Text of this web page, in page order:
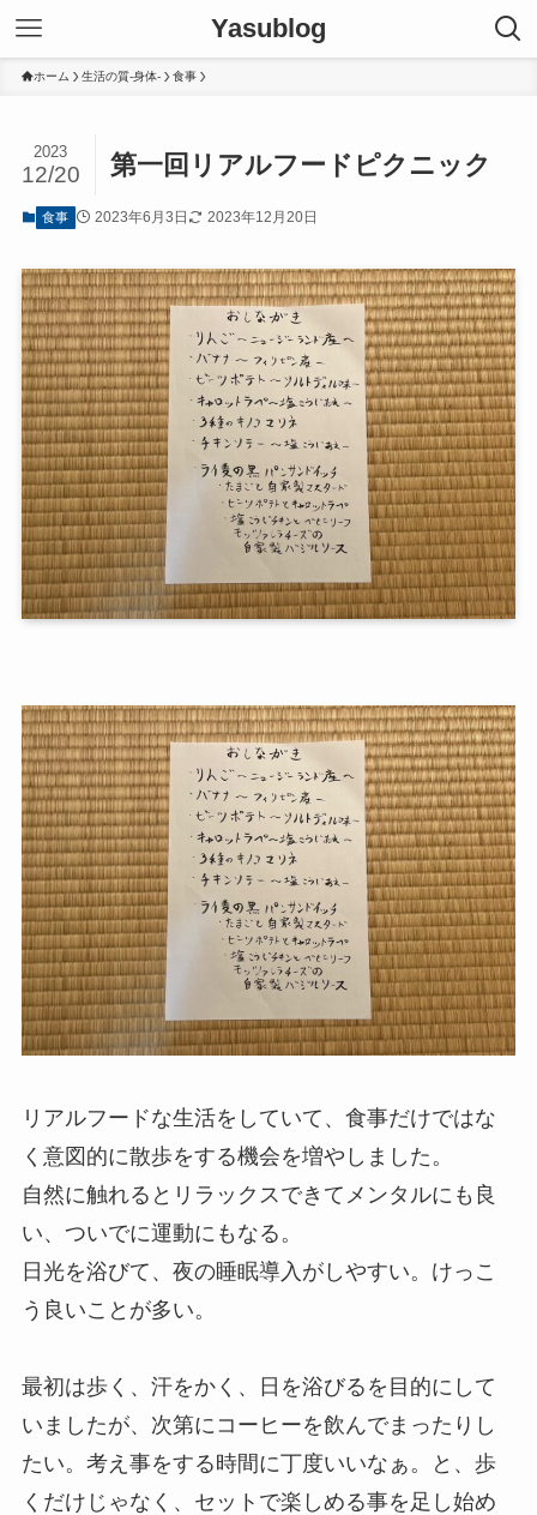
Yasublog
ホーム 生活の質-身体- 食事
第一回リアルフードピクニック
2023
12/20
食事 2023年6月3日 2023年12月20日
リアルフードな生活をしていて、食事だけではな
く意図的に散歩をする機会を増やしました。
自然に触れるとリラックスできてメンタルにも良
い、ついでに運動にもなる。
日光を浴びて、夜の睡眠導入がしやすい。けっこ
う良いことが多い。
最初は歩く、汗をかく、日を浴びるを目的にして
いましたが、次第にコーヒーを飲んでまったりし
たい。考え事をする時間に丁度いいなぁ。と、歩
くだけじゃなく、セットで楽しめる事を足し始め